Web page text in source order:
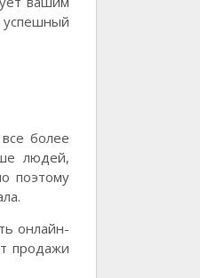
более
людей,
поэтому
онлайн-
продажи